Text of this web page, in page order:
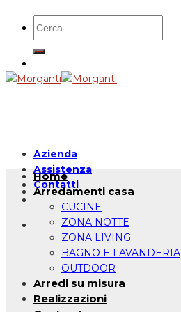
contenuti
Cerca:
Azienda
Assistenza
Contatti
Home
Arredamenti casa
CUCINE
ZONA NOTTE
ZONA LIVING
BAGNO E LAVANDERIA
OUTDOOR
Arredi su misura
Realizzazioni